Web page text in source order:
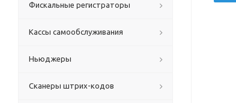
Фискальные регистраторы
Кассы самообслуживания
Ньюджеры
Сканеры штрих-кодов